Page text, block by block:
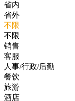
省内
省外
不限
不限
销售
客服
人事/行政/后勤
餐饮
旅游
酒店